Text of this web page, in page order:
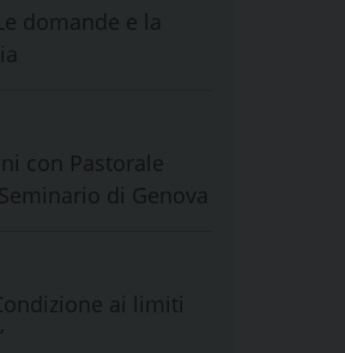
domande e la
con Pastorale
di Genova
ai limiti